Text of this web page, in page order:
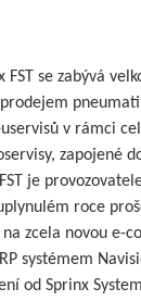
FST se zabývá
v rámci
zapojené
je
roce
zcela novou e-
systémem
od Sprinx